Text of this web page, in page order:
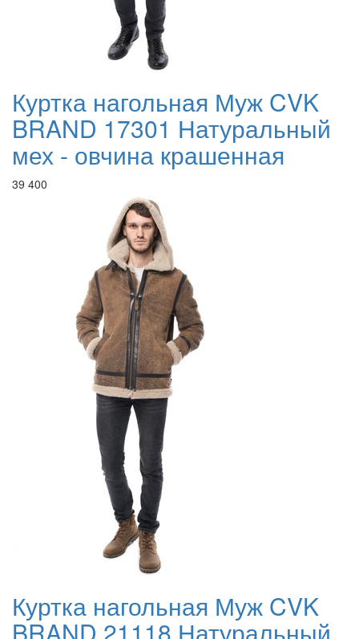
Куртка нагольная Муж CVK
BRAND 17301 Натуральный
мех - овчина крашенная
39 400
Куртка нагольная Муж CVK